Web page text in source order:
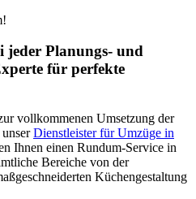
jeder Planungs- und
für perfekte
vollkommenen Umsetzung der
Dienstleister für Umzüge in
Ihnen einen Rundum-Service in
Bereiche von der
Küchengestaltung